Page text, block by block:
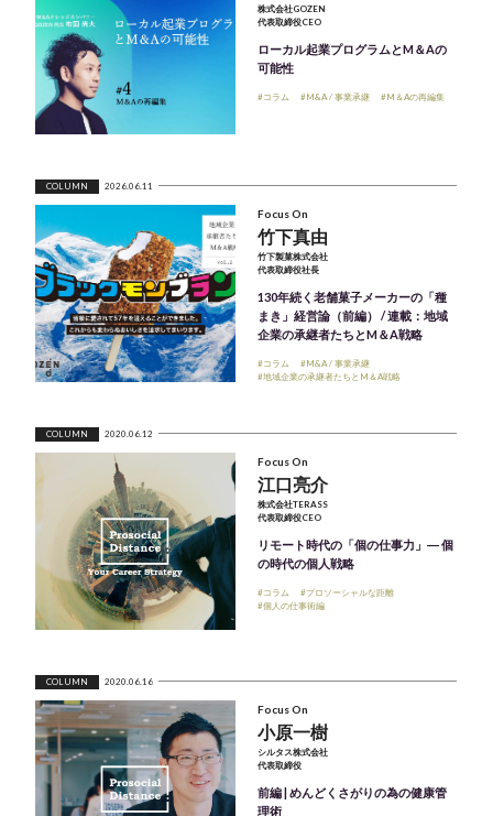
株式会社GOZEN
代表取締役CEO
ローカル起業プログラムとM＆Aの
可能性
#コラム #M&A / 事業承継 #M＆Aの再編集
COLUMN 2026.06.11
Focus On
竹下真由
竹下製菓株式会社
代表取締役社長
130年続く老舗菓子メーカーの「種
まき」経営論（前編） / 連載：地域
企業の承継者たちとM＆A戦略
#コラム
#M&A / 事業承継
#地域企業の承継者たちとM＆A戦略
COLUMN 2020.06.12
Focus On
江口亮介
株式会社TERASS
代表取締役CEO
リモート時代の「個の仕事力」― 個
の時代の個人戦略
#コラム
#プロソーシャルな距離
#個人の仕事術編
COLUMN 2020.06.16
Focus On
小原一樹
シルタス株式会社
代表取締役
前編 | めんどくさがりの為の健康管
理術